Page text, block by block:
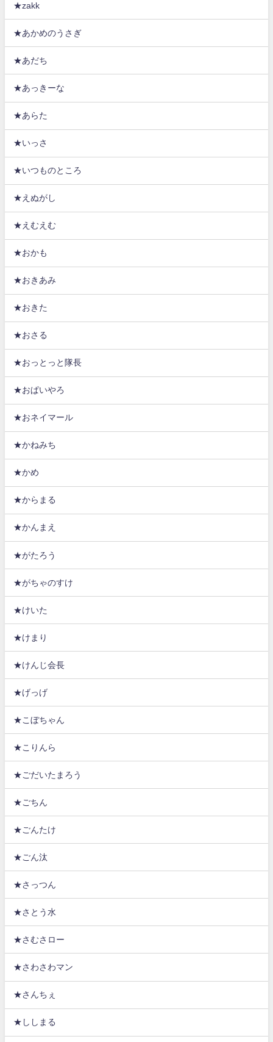
★zakk
★あかめのうさぎ
★あだち
★あっきーな
★あらた
★いっさ
★いつものところ
★えぬがし
★えむえむ
★おかも
★おきあみ
★おきた
★おさる
★おっとっと隊長
★おぱいやろ
★おネイマール
★かねみち
★かめ
★からまる
★かんまえ
★がたろう
★がちゃのすけ
★けいた
★けまり
★けんじ会長
★げっげ
★こぼちゃん
★こりんら
★ごだいたまろう
★ごちん
★ごんたけ
★ごん汰
★さっつん
★さとう水
★さむさロー
★さわさわマン
★さんちぇ
★ししまる